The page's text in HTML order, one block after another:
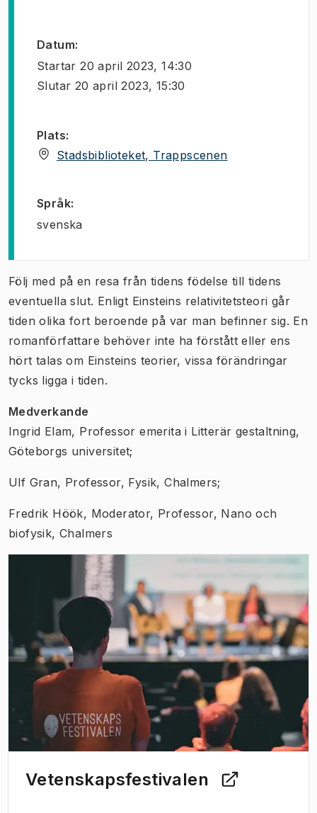
Datum:
Startar 20 april 2023, 14:30
Slutar 20 april 2023, 15:30
Plats:
Stadsbiblioteket, Trappscenen(
Språk:
svenska
Följ med på en resa från tidens födelse till tidens
eventuella slut. Enligt Einsteins relativitetsteori går
tiden olika fort beroende på var man befinner sig. En
romanförfattare behöver inte ha förstått eller ens
hört talas om Einsteins teorier, vissa förändringar
tycks ligga i tiden.
Medverkande
Ingrid Elam, Professor emerita i Litterär gestaltning,
Göteborgs universitet;
Ulf Gran, Professor, Fysik, Chalmers;
Fredrik Höök, Moderator, Professor, Nano och
biofysik, Chalmers
Vetenskapsfestivalen
Öppnas i ny flik)